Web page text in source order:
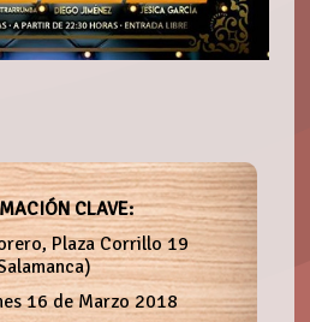
CLAVE:
Plaza Corrillo 19
16 de Marzo 2018